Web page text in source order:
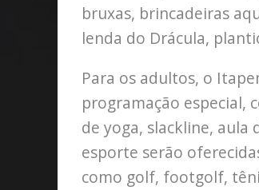
bruxas, brincadeiras
lenda do Drácula,
Para os adultos, o
programação especial,
de yoga, slackline, aula
esporte serão
como golf, footgolf,